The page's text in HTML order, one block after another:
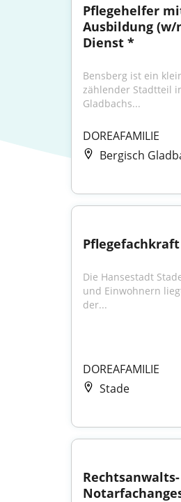
Pflegehelfer
Ausbildung
Dienst *
Bensberg ist ein
zählender Stadtteil
Gladbachs...
DOREAFAMILIE
Bergisch
Die Hansestadt
und Einwohnern
der...
DOREAFAMILIE
Stade